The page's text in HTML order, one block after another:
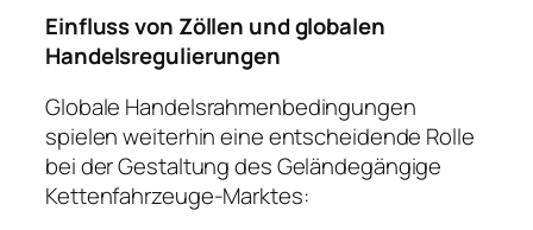
Einfluss von Zöllen und globalen
Handelsregulierungen
Globale Handelsrahmenbedingungen
spielen weiterhin eine entscheidende Rolle
bei der Gestaltung des Geländegängige
Kettenfahrzeuge-Marktes: